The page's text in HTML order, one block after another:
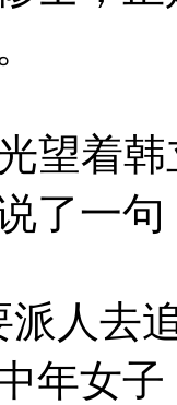
望着韩
了一
人去
年女